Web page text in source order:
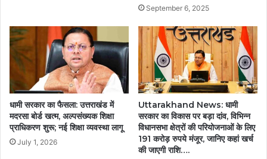
September 6, 2025
धामी सरकार का फैसला: उत्तराखंड में
मदरसा बोर्ड खत्म, अल्पसंख्यक शिक्षा
प्राधिकरण शुरू; नई शिक्षा व्यवस्था लागू
July 1, 2026
Uttarakhand News: धामी
सरकार का विकास पर बड़ा दांव, विभिन्न
विधानसभा क्षेत्रों की परियोजनाओं के लिए
191 करोड़ रुपये मंजूर, जानिए कहां खर्च
की जाएगी राशि….